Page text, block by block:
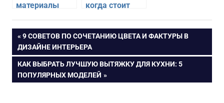
материалы
сочетаются в
интерьере
квартиры
когда стоит
Навигация
по
записям
ПРЕДЫДУЩАЯ
ЗАПИСЬ:
9 СОВЕТОВ ПО СОЧЕТАНИЮ ЦВЕТА И ФАКТУРЫ В
ДИЗАЙНЕ ИНТЕРЬЕРА
СЛЕДУЮЩАЯ
ЗАПИСЬ:
КАК ВЫБРАТЬ ЛУЧШУЮ ВЫТЯЖКУ ДЛЯ КУХНИ: 5
ПОПУЛЯРНЫХ МОДЕЛЕЙ